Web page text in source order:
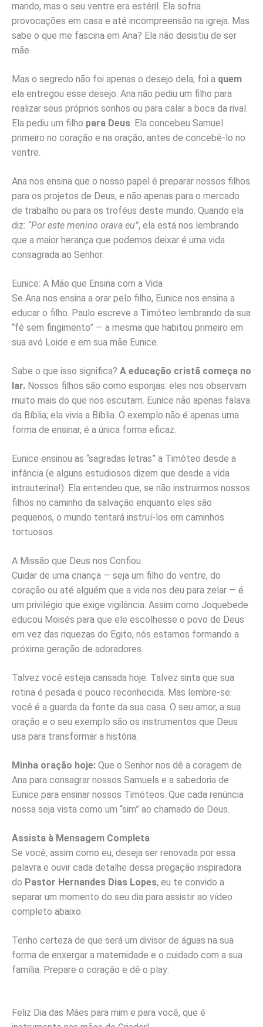
marido, mas o seu ventre era estéril. Ela sofria
provocações em casa e até incompreensão na igreja. Mas
sabe o que me fascina em Ana? Ela não desistiu de ser
mãe.
Mas o segredo não foi apenas o desejo dela; foi a quem
ela entregou esse desejo. Ana não pediu um filho para
realizar seus próprios sonhos ou para calar a boca da rival.
Ela pediu um filho para Deus. Ela concebeu Samuel
primeiro no coração e na oração, antes de concebê-lo no
ventre.
Ana nos ensina que o nosso papel é preparar nossos filhos
para os projetos de Deus, e não apenas para o mercado
de trabalho ou para os troféus deste mundo. Quando ela
diz: “Por este menino orava eu”, ela está nos lembrando
que a maior herança que podemos deixar é uma vida
consagrada ao Senhor.
Eunice: A Mãe que Ensina com a Vida
Se Ana nos ensina a orar pelo filho, Eunice nos ensina a
educar o filho. Paulo escreve a Timóteo lembrando da sua
“fé sem fingimento” — a mesma que habitou primeiro em
sua avó Loide e em sua mãe Eunice.
Sabe o que isso significa? A educação cristã começa no
lar. Nossos filhos são como esponjas: eles nos observam
muito mais do que nos escutam. Eunice não apenas falava
da Bíblia; ela vivia a Bíblia. O exemplo não é apenas uma
forma de ensinar, é a única forma eficaz.
Eunice ensinou as “sagradas letras” a Timóteo desde a
infância (e alguns estudiosos dizem que desde a vida
intrauterina!). Ela entendeu que, se não instruirmos nossos
filhos no caminho da salvação enquanto eles são
pequenos, o mundo tentará instruí-los em caminhos
tortuosos.
A Missão que Deus nos Confiou
Cuidar de uma criança — seja um filho do ventre, do
coração ou até alguém que a vida nos deu para zelar — é
um privilégio que exige vigilância. Assim como Joquebede
educou Moisés para que ele escolhesse o povo de Deus
em vez das riquezas do Egito, nós estamos formando a
próxima geração de adoradores.
Talvez você esteja cansada hoje. Talvez sinta que sua
rotina é pesada e pouco reconhecida. Mas lembre-se:
você é a guarda da fonte da sua casa. O seu amor, a sua
oração e o seu exemplo são os instrumentos que Deus
usa para transformar a história.
Minha oração hoje: Que o Senhor nos dê a coragem de
Ana para consagrar nossos Samuels e a sabedoria de
Eunice para ensinar nossos Timóteos. Que cada renúncia
nossa seja vista como um “sim” ao chamado de Deus.
Assista à Mensagem Completa
Se você, assim como eu, deseja ser renovada por essa
palavra e ouvir cada detalhe dessa pregação inspiradora
do Pastor Hernandes Dias Lopes, eu te convido a
separar um momento do seu dia para assistir ao vídeo
completo abaixo.
Tenho certeza de que será um divisor de águas na sua
forma de enxergar a maternidade e o cuidado com a sua
família. Prepare o coração e dê o play:
Feliz Dia das Mães para mim e para você, que é